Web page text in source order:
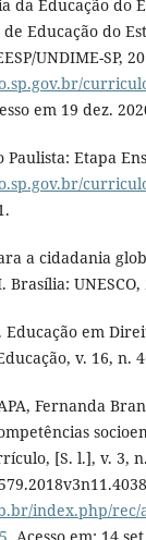
da Educação do
Educação do
UNDIME-SP,
em 19 dez.
Paulista: Etapa
a cidadania
Brasília: UNESCO,
Educação em
v. 16, n.
Fernanda
[S. l.], v. 3,
index.php/
. Acesso em: 14